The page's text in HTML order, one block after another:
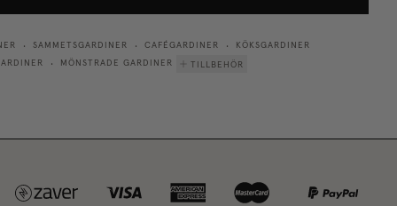
• SAMMETSGARDINER • CAFÉGARDINER • KÖKSGARDINER
• MÖNSTRADE GARDINER TILLBEHÖR